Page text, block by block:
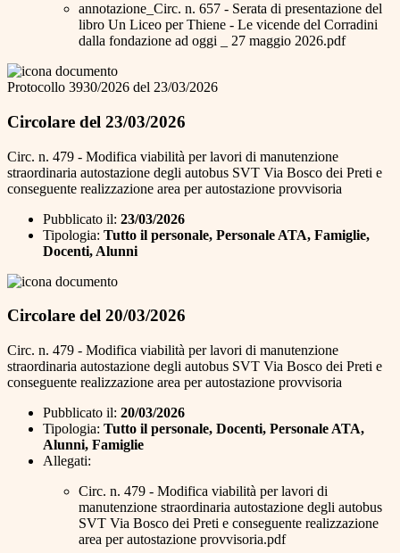
annotazione_Circ. n. 657 - Serata di presentazione del
libro Un Liceo per Thiene - Le vicende del Corradini
dalla fondazione ad oggi _ 27 maggio 2026.pdf
Protocollo 3930/2026 del 23/03/2026
Circolare del 23/03/2026
Circ. n. 479 - Modifica viabilità per lavori di manutenzione
straordinaria autostazione degli autobus SVT Via Bosco dei Preti e
conseguente realizzazione area per autostazione provvisoria
Pubblicato il: 23/03/2026
Tipologia: Tutto il personale, Personale ATA, Famiglie,
Docenti, Alunni
Circolare del 20/03/2026
Circ. n. 479 - Modifica viabilità per lavori di manutenzione
straordinaria autostazione degli autobus SVT Via Bosco dei Preti e
conseguente realizzazione area per autostazione provvisoria
Pubblicato il: 20/03/2026
Tipologia: Tutto il personale, Docenti, Personale ATA,
Alunni, Famiglie
Allegati:
Circ. n. 479 - Modifica viabilità per lavori di
manutenzione straordinaria autostazione degli autobus
SVT Via Bosco dei Preti e conseguente realizzazione
area per autostazione provvisoria.pdf